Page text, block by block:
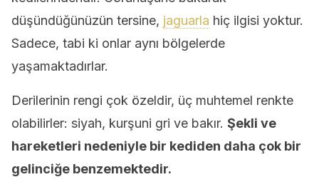
düşündüğünüzün tersine, jaguarla hiç ilgisi yoktur.
Sadece, tabi ki onlar aynı bölgelerde
yaşamaktadırlar.
Derilerinin rengi çok özeldir, üç muhtemel renkte
olabilirler: siyah, kurşuni gri ve bakır. Şekli ve
hareketleri nedeniyle bir kediden daha çok bir
gelinciğe benzemektedir.